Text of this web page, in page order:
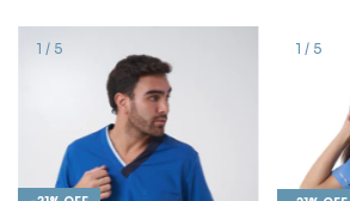
1 / 5 1 / 5